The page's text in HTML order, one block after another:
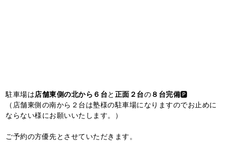
駐車場は店舗東側の北から６台と 正面２台の８台完備🅿️
（店舗東側の南から２台は塾様の駐車場になりますのでお止めに
ならない様にお願いいたします。）
ご予約の方優先とさせていただきます。